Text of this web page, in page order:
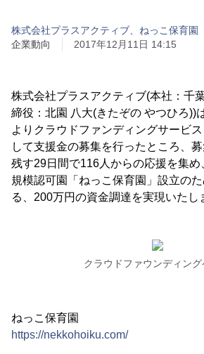
株式会社プラスアクティブ、ねっこ保育園
企業動向
2017年12月11日 14:15
株式会社プラスアクティブ(本社：千
締役：北園 八大(きたぞの やつひろ))
よりクラウドファンディングサービ
して支援金の募集を行ったところ、
残す29日間で116人からの応援を集
規模認可園「ねっこ保育園」設立の
る、200万円の資金調達を実現いたし
クラウドファウンディング
ねっこ保育園
https://nekkohoiku.com/